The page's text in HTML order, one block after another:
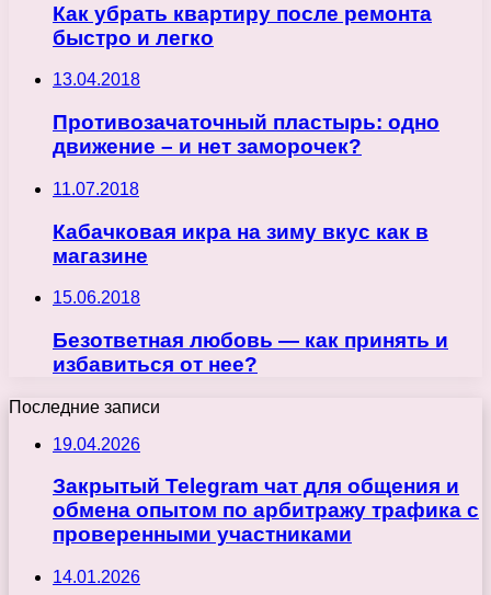
Как убрать квартиру после ремонта
быстро и легко
13.04.2018
Противозачаточный пластырь: одно
движение – и нет заморочек?
11.07.2018
Кабачковая икра на зиму вкус как в
магазине
15.06.2018
Безответная любовь — как принять и
избавиться от нее?
Последние записи
19.04.2026
Закрытый Telegram чат для общения и
обмена опытом по арбитражу трафика с
проверенными участниками
14.01.2026